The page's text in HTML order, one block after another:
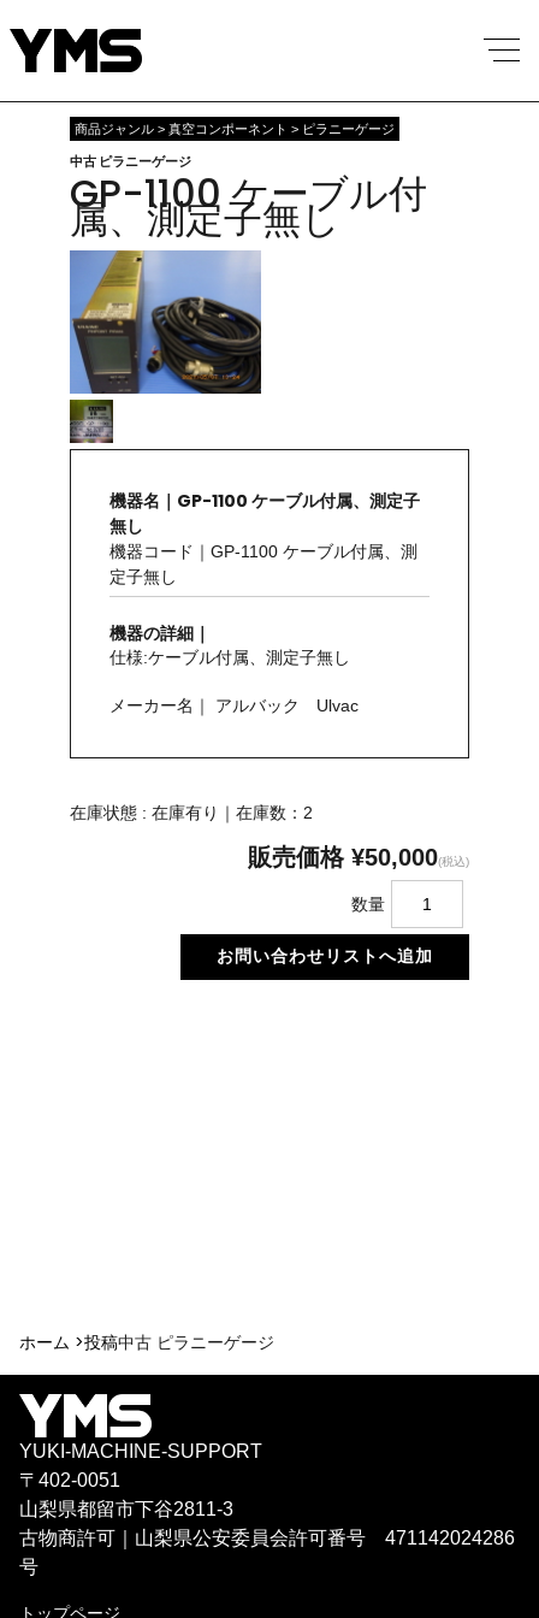
商品ジャンル > 真空コンポーネント > ピラニーゲージ
中古 ピラニーゲージ
GP-1100 ケーブル付
属、測定子無し
機器名｜GP-1100 ケーブル付属、測定子
無し
機器コード｜GP-1100 ケーブル付属、測
定子無し
機器の詳細｜
仕様:ケーブル付属、測定子無し
メーカー名｜ アルバック Ulvac
在庫状態 : 在庫有り｜在庫数：2
販売価格 ¥50,000(税込)
数量
ホーム >投稿中古 ピラニーゲージ
YUKI-MACHINE-SUPPORT
〒402-0051
山梨県都留市下谷2811-3
古物商許可｜山梨県公安委員会許可番号 471142024286
号
トップページ